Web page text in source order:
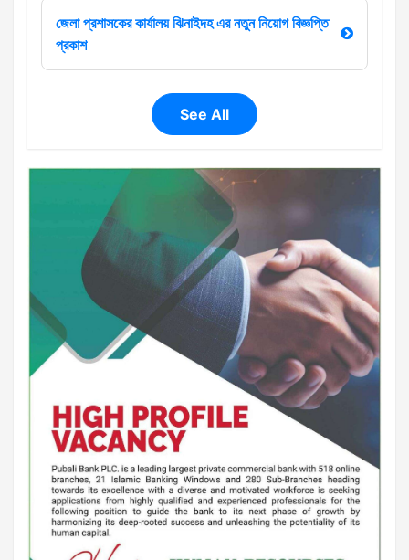
জেলা প্রশাসকের কার্যালয় ঝিনাইদহ এর নতুন নিয়োগ বিজ্ঞপ্তি
প্রকাশ
See All